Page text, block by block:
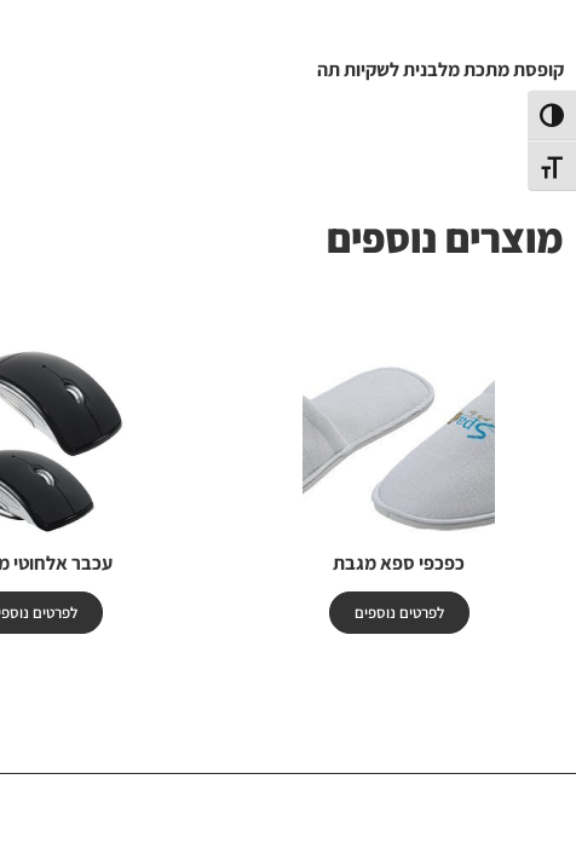
הפעל/כבה ניגודיות גבוהה
מתג גודל גופן
קופסת מתכת מלבנית לשקיות תה
מוצרים נוספים
כפכפי ספא מגבת
לפרטים נוספים
עכבר אלחוטי
לפרטים